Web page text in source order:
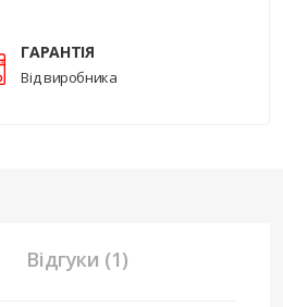
ГАРАНТІЯ
Від виробника
Відгуки (1)